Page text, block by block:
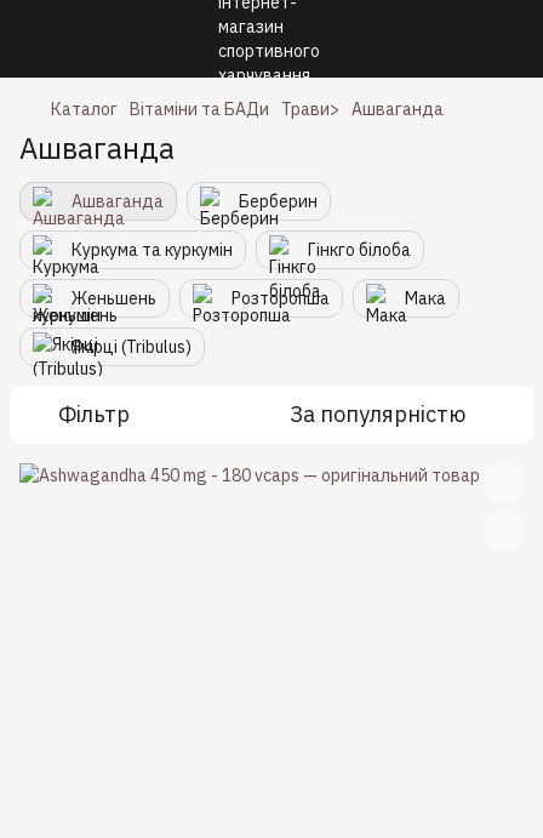
Каталог Вітаміни та БАДи Трави> Ашваганда
Ашваганда
Ашваганда Берберин
Куркума та куркумін Гінкго білоба
Женьшень Розторопша Мака
Якірці (Tribulus)
Фільтр За популярністю